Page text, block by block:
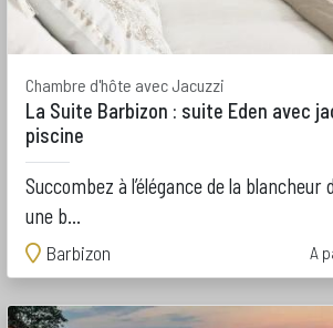
Chambre d'hôte avec Jacuzzi
La Suite Barbizon : suite Eden avec
piscine
Succombez à l’élégance de la blancheur
une b...
Barbizon
A